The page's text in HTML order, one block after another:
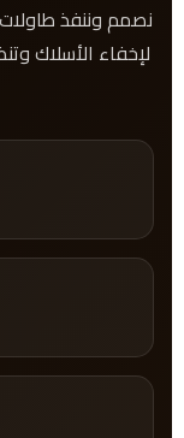
نصمم وننفذ
لإخفاء الأسلاك